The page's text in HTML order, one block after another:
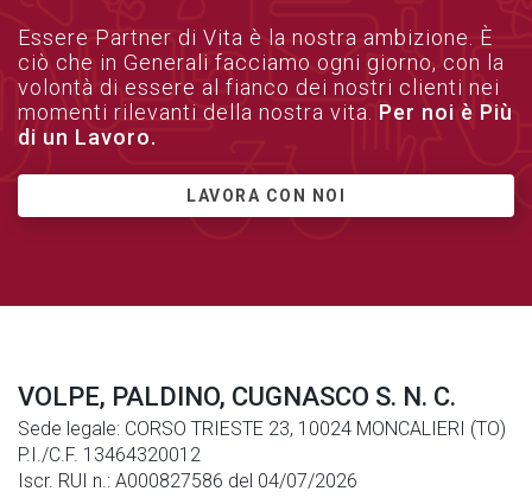
Essere Partner di Vita è la nostra ambizione. È
ciò che in Generali facciamo ogni giorno, con la
volontà di essere al fianco dei nostri clienti nei
momenti rilevanti della nostra vita. Per noi è Più
di un Lavoro.
LAVORA CON NOI
VOLPE, PALDINO, CUGNASCO S. N. C.
Sede legale: CORSO TRIESTE 23, 10024 MONCALIERI (TO)
P.I./C.F. 13464320012
Iscr. RUI n.: A000827586 del 04/07/2026